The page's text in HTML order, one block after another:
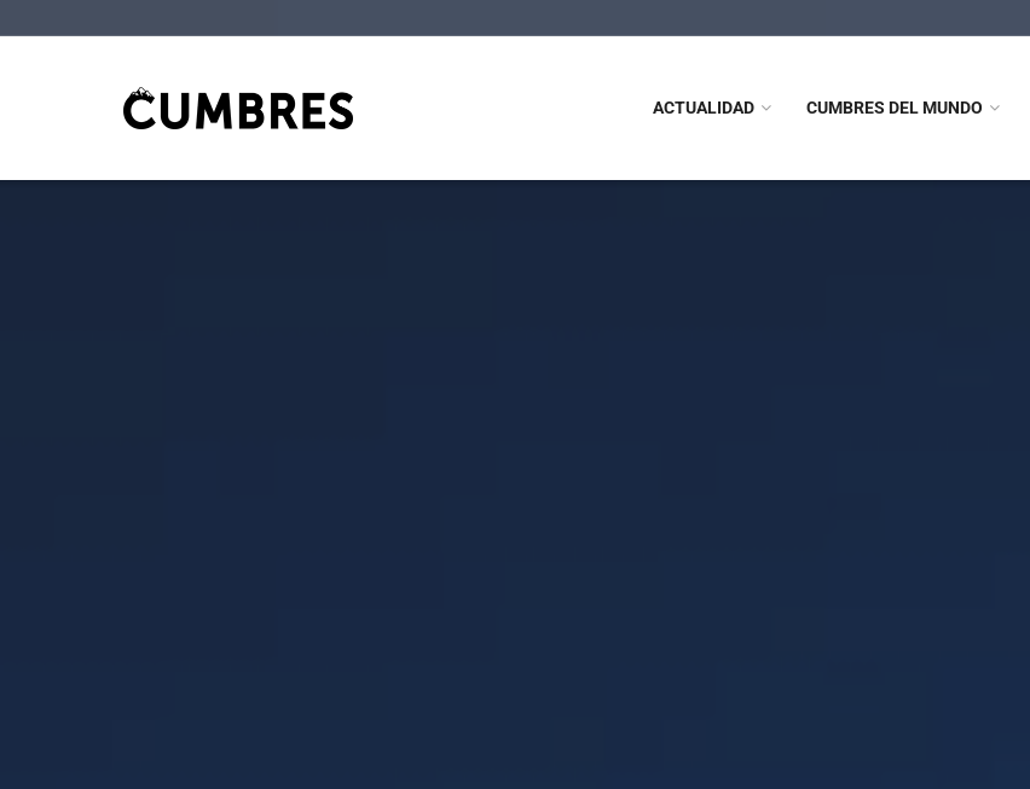
ACTUALIDAD CUMBRES DEL MUNDO